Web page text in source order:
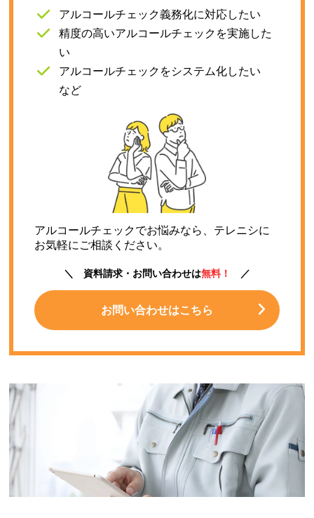
アルコールチェック義務化に対応したい
精度の高いアルコールチェックを実施した
い
アルコールチェックをシステム化したい
など
アルコールチェックでお悩みなら、テレニシに
お気軽にご相談ください。
＼ 資料請求・お問い合わせは無料！ ／
お問い合わせはこちら